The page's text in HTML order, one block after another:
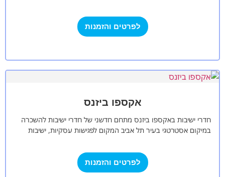
לפרטים והזמנות
אקספו ביזנס
חדרי ישיבות באקספו ביזנס מתחם חדשני של חדרי ישיבות להשכרה
במיקום אסטרטגי בעיר תל אביב המקום לפגישות עסקיות, ישיבות
לפרטים והזמנות